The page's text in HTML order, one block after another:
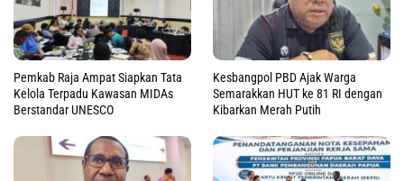
Pemkab Raja Ampat Siapkan Tata
Kelola Terpadu Kawasan MIDAs
Berstandar UNESCO
Kesbangpol PBD Ajak Warga
Semarakkan HUT ke 81 RI dengan
Kibarkan Merah Putih